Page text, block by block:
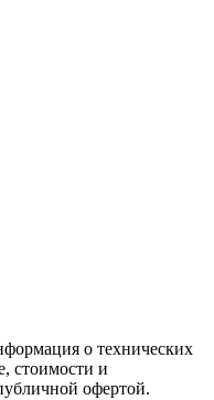
о технических
стоимости и
офертой.